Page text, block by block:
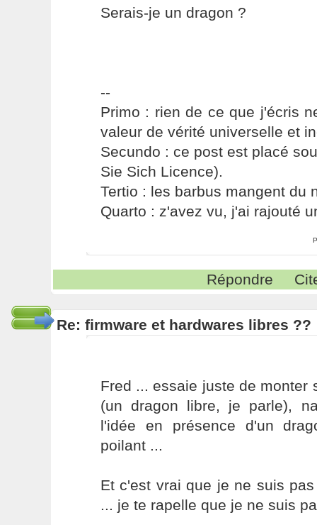
Serais-je un dragon ?
--
Primo : rien de ce que j'écris
valeur de vérité universelle et
Secundo : ce post est placé
Sie Sich Licence).
Tertio : les barbus mangent du
Quarto : z'avez vu, j'ai rajouté
Répondre
Re: firmware et hardwares libres ??
Fred ... essaie juste de monter
(un dragon libre, je parle),
l'idée en présence d'un
poilant ...
Et c'est vrai que je ne suis
... je te rapelle que je ne suis